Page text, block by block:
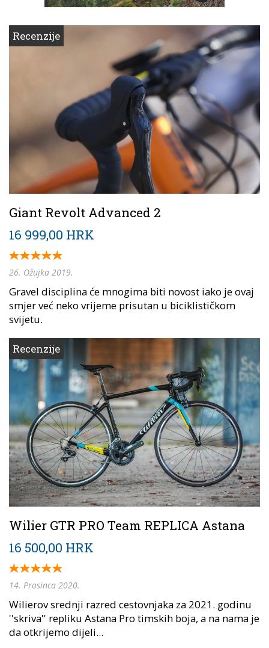
Recenzije
Giant Revolt Advanced 2
16 999,00 HRK
26. Ožujka 2019.
Gravel disciplina će mnogima biti novost iako je ovaj
smjer već neko vrijeme prisutan u biciklističkom
svijetu.
Recenzije
Wilier GTR PRO Team REPLICA Astana
16 500,00 HRK
14. Prosinca 2020.
Wilierov srednji razred cestovnjaka za 2021. godinu
''skriva'' repliku Astana Pro timskih boja, a na nama je
da otkrijemo dijeli...